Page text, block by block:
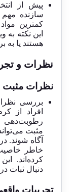
پیش از
سازنده
کمترین
این نکته
هستند یا به
نظرات و
نظرات مثبت
بررسی
افراد از
رطوبت‌دهی
مثبت
آگاه شوند.
خاطر
کرده‌اند.
دنبال ثبات
تجربیات